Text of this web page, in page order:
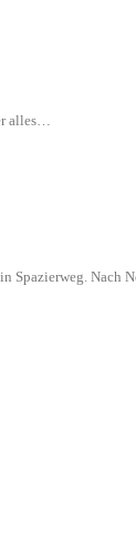
alles…
Spazierweg. Nach